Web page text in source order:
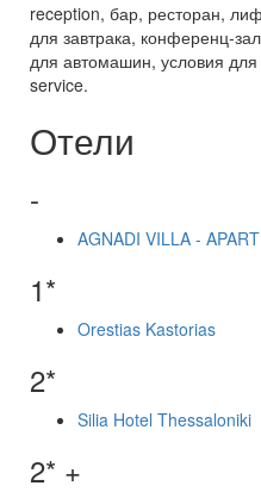
reception, бар, ресторан,
для завтрака, конференц-
для автомашин, условия
service.
Отели
-
AGNADI VILLA -
1*
Orestias Kastorias
2*
Silia Hotel Thessaloniki
2* +